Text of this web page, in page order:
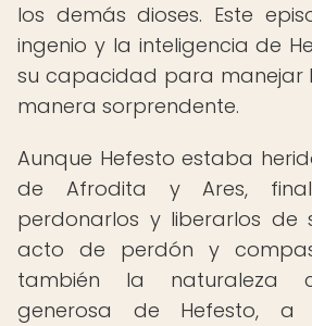
los demás dioses. Este
ingenio y la inteligencia de
su capacidad para manejar
manera sorprendente.
Aunque Hefesto estaba
de Afrodita y Ares,
perdonarlos y liberarlos de
acto de perdón y
también la naturaleza
generosa de Hefesto,